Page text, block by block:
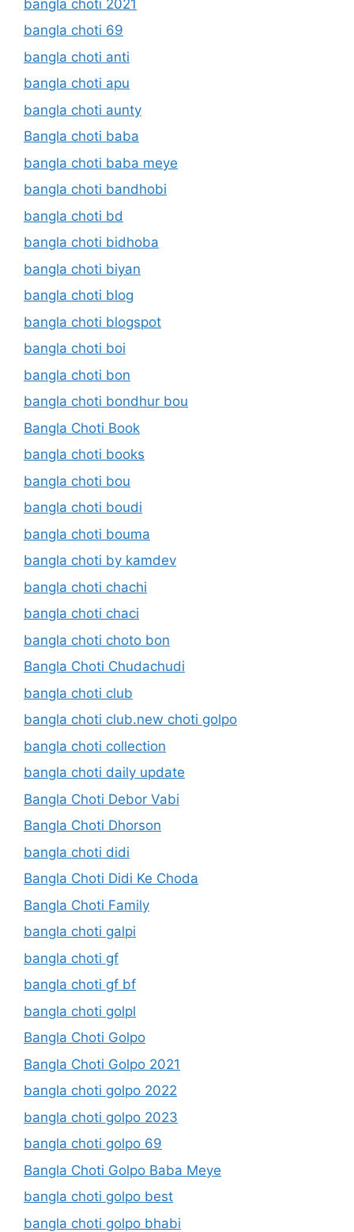
bangla choti 2021
bangla choti 69
bangla choti anti
bangla choti apu
bangla choti aunty
Bangla choti baba
bangla choti baba meye
bangla choti bandhobi
bangla choti bd
bangla choti bidhoba
bangla choti biyan
bangla choti blog
bangla choti blogspot
bangla choti boi
bangla choti bon
bangla choti bondhur bou
Bangla Choti Book
bangla choti books
bangla choti bou
bangla choti boudi
bangla choti bouma
bangla choti by kamdev
bangla choti chachi
bangla choti chaci
bangla choti choto bon
Bangla Choti Chudachudi
bangla choti club
bangla choti club.new choti golpo
bangla choti collection
bangla choti daily update
Bangla Choti Debor Vabi
Bangla Choti Dhorson
bangla choti didi
Bangla Choti Didi Ke Choda
Bangla Choti Family
bangla choti galpi
bangla choti gf
bangla choti gf bf
bangla choti golpl
Bangla Choti Golpo
Bangla Choti Golpo 2021
bangla choti golpo 2022
bangla choti golpo 2023
bangla choti golpo 69
Bangla Choti Golpo Baba Meye
bangla choti golpo best
bangla choti golpo bhabi